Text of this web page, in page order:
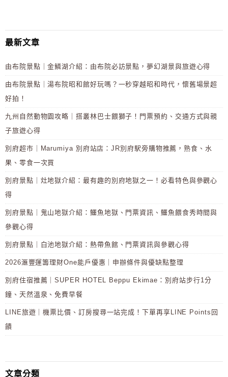
最新文章
由布院景點｜金鱗湖介紹：由布院必訪景點，夢幻湖景與旅遊心得
由布院景點｜湯布院昭和館好玩嗎？一秒穿越昭和時代，懷舊場景超
好拍！
九州自然動物園攻略｜搭叢林巴士餵獅子！門票預約、交通方式與親
子旅遊心得
別府超市｜Marumiya 別府站店：JR別府駅旁購物推薦，熟食、水
果、零食一次買
別府景點｜灶地獄介紹：最有趣的別府地獄之一！必看特色與參觀心
得
別府景點｜鬼山地獄介紹：鱷魚地獄、門票資訊、鱷魚餵食秀時間與
參觀心得
別府景點｜白池地獄介紹：熱帶魚館、門票資訊與參觀心得
2026滙豐運籌理財One能戶優惠｜申辦條件與優缺點整理
別府住宿推薦｜SUPER HOTEL Beppu Ekimae：別府站步行1分
鐘、天然溫泉、免費早餐
LINE旅遊｜機票比價、訂房搜尋一站完成！下單再享LINE Points回
饋
文章分類